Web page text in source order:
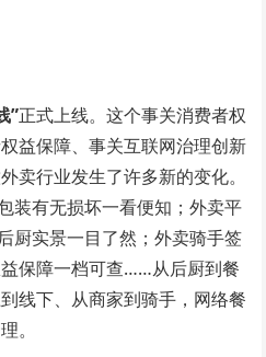
”正式上线。这个事关消费者权
益保障、事关互联网治理创新
卖行业发生了许多新的变化。
装有无损坏一看便知；外卖平
厨实景一目了然；外卖骑手签
保障一档可查……从后厨到餐
线下、从商家到骑手，网络餐
。